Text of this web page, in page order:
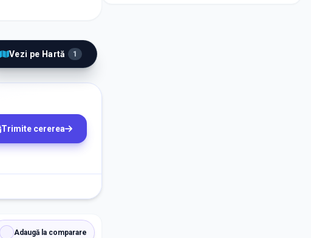
Vezi pe Hartă 1
Trimite cererea
Adaugă la comparare